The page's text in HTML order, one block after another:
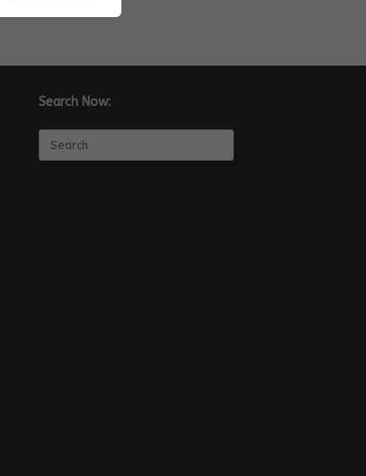
Search Now: